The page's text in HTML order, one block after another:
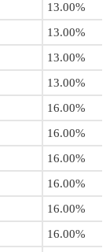
13.00%
13.00%
13.00%
13.00%
16.00%
16.00%
16.00%
16.00%
16.00%
16.00%